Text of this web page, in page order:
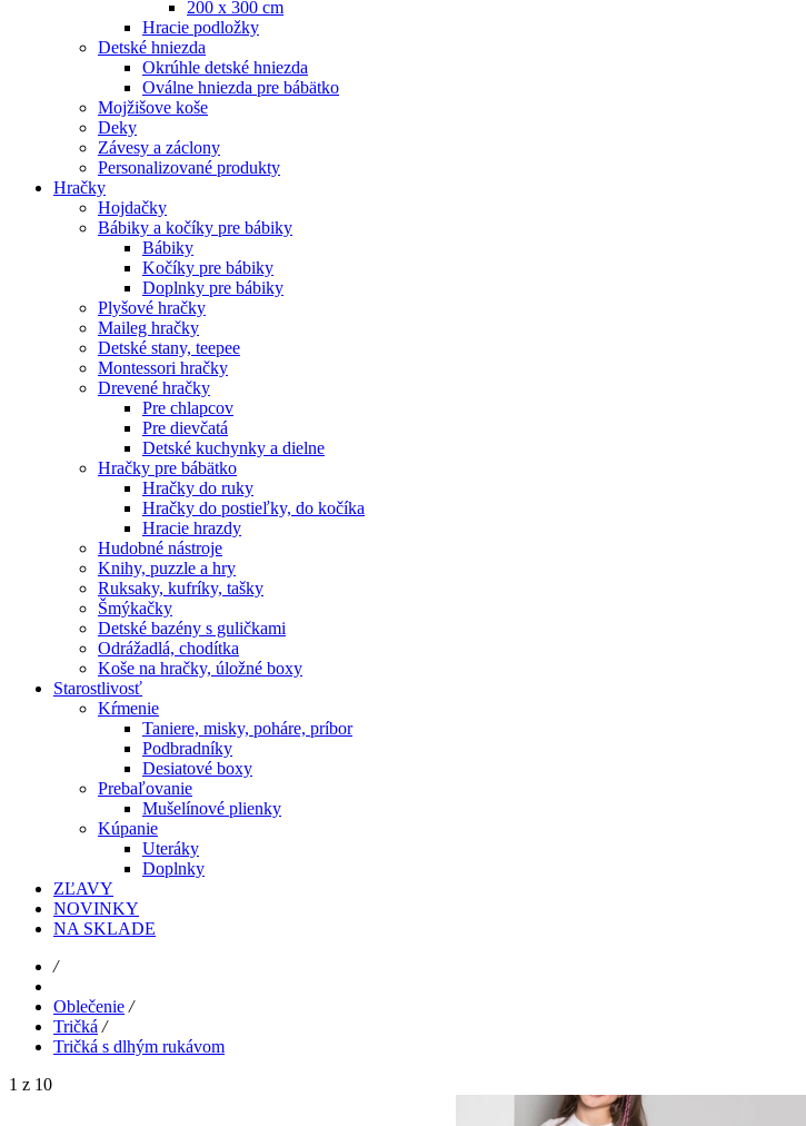
200 x 300 cm
Hracie podložky
Detské hniezda
Okrúhle detské hniezda
Oválne hniezda pre bábätko
Mojžišove koše
Deky
Závesy a záclony
Personalizované produkty
Hračky
Hojdačky
Bábiky a kočíky pre bábiky
Bábiky
Kočíky pre bábiky
Doplnky pre bábiky
Plyšové hračky
Maileg hračky
Detské stany, teepee
Montessori hračky
Drevené hračky
Pre chlapcov
Pre dievčatá
Detské kuchynky a dielne
Hračky pre bábätko
Hračky do ruky
Hračky do postieľky, do kočíka
Hracie hrazdy
Hudobné nástroje
Knihy, puzzle a hry
Ruksaky, kufríky, tašky
Šmýkačky
Detské bazény s guličkami
Odrážadlá, chodítka
Koše na hračky, úložné boxy
Starostlivosť
Kŕmenie
Taniere, misky, poháre, príbor
Podbradníky
Desiatové boxy
Prebaľovanie
Mušelínové plienky
Kúpanie
Uteráky
Doplnky
ZĽAVY
NOVINKY
NA SKLADE
/
Oblečenie /
Tričká /
Tričká s dlhým rukávom
1 z 10